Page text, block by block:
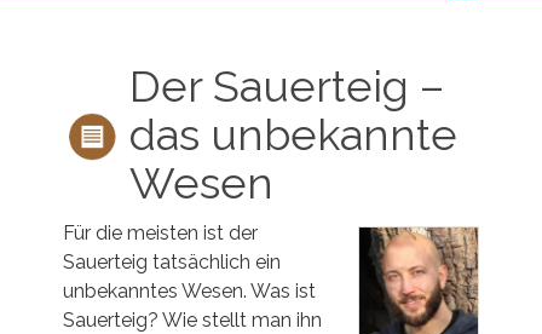
Der Sauerteig –
das unbekannte
Wesen
Für die meisten ist der
Sauerteig tatsächlich ein
unbekanntes Wesen. Was ist
Sauerteig? Wie stellt man ihn